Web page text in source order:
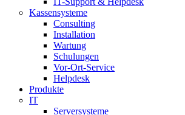
Kassensysteme
Consulting
Installation
Wartung
Schulungen
Vor-Ort-Service
Helpdesk
Produkte
IT
Serversysteme